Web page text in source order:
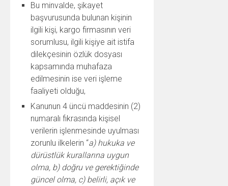
Bu minvalde, şikayet
başvurusunda bulunan kişinin
ilgili kişi, kargo firmasının veri
sorumlusu, ilgili kişiye ait istifa
dilekçesinin özlük dosyası
kapsamında muhafaza
edilmesinin ise veri işleme
faaliyeti olduğu,
Kanunun 4 üncü maddesinin (2)
numaralı fıkrasında kişisel
verilerin işlenmesinde uyulması
zorunlu ilkelerin “a) hukuka ve
dürüstlük kurallarına uygun
olma, b) doğru ve gerektiğinde
güncel olma, c) belirli, açık ve